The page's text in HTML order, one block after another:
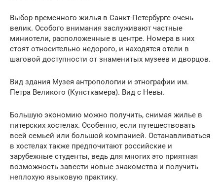
Выбор временного жилья в Санкт-Петербурге очень
велик. Особого внимания заслуживают частные
миниотели, расположенные в центре. Номера в них
стоят относительно недорого, и находятся отели в
шаговой доступности от знаменитых музеев и дворцов.
Вид здания Музея антропологии и этнографии им.
Петра Великого (Кунсткамера). Вид с Невы.
Большую экономию можно получить, снимая жилье в
питерских хостелах. Особенно, если путешествовать
всей семьей или большой компанией. Останавливаться
в хостелах также предпочитают российские и
зарубежные студенты, ведь для многих это приятная
возможность завести новые знакомства и получить
неплохую языковую практику.